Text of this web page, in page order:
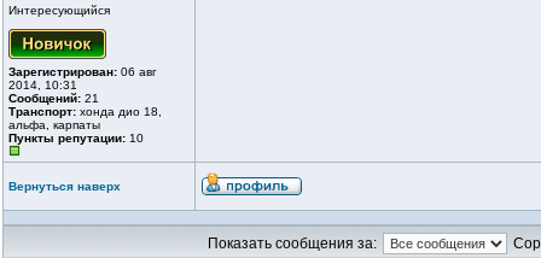
Интересующийся
Зарегистрирован: 06 авг
2014, 10:31
Сообщений: 21
Транспорт: хонда дио 18,
альфа, карпаты
Пункты репутации: 10
Вернуться наверх
Показать сообщения за: